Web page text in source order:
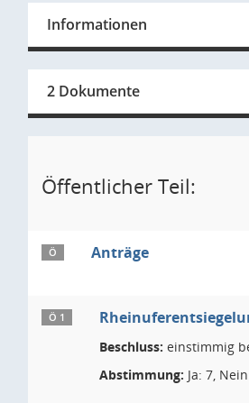
Informationen
2 Dokumente
Öffentlicher Teil:
Ö Anträge
Ö 1
Beschluss: einstimmig
Abstimmung: Ja: 7,